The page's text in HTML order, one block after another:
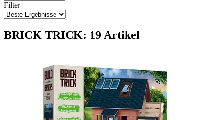
Filter
BRICK TRICK: 19 Artikel